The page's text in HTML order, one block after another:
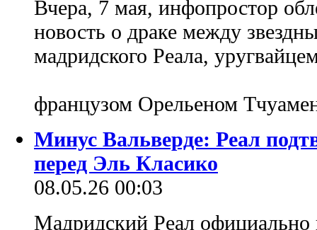
Вчера, 7 мая, инфопростор
новость о драке между
мадридского Реала,
французом Орельеном
Минус Вальверде: Реал
перед Эль Класико
08.05.26 00:03
Мадридский Реал официально